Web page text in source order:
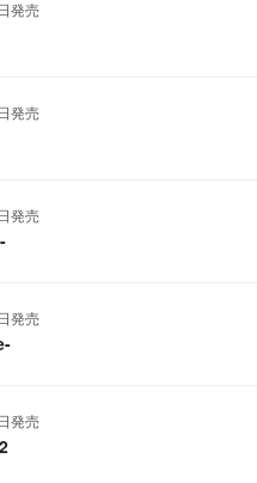
発売
発売
発売
発売
発売